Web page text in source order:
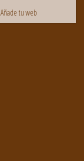
Añade tu web